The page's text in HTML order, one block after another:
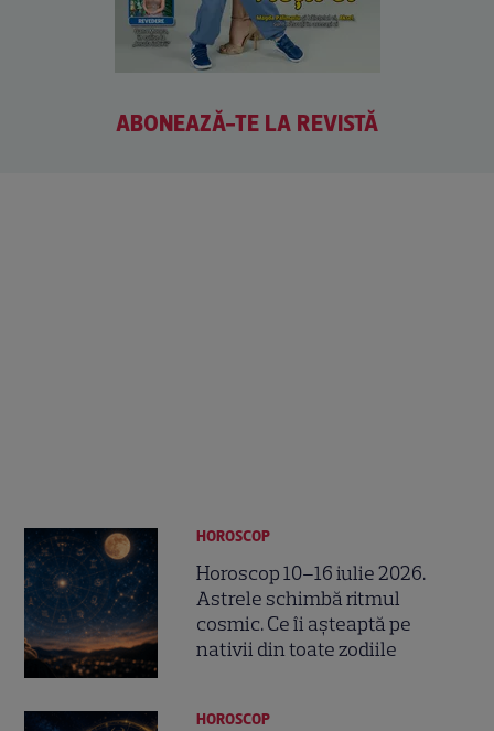
ABONEAZĂ-TE LA REVISTĂ
HOROSCOP
Horoscop 10–16 iulie 2026.
Astrele schimbă ritmul
cosmic. Ce îi așteaptă pe
nativii din toate zodiile
HOROSCOP